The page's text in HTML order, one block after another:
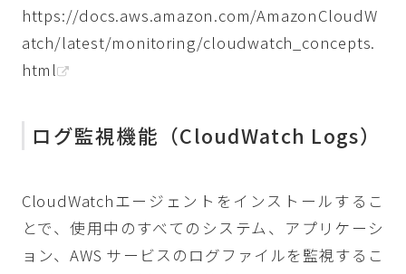
https://docs.aws.amazon.com/AmazonCloudW
atch/latest/monitoring/cloudwatch_concepts.
html
ログ監視機能（CloudWatch Logs）
CloudWatchエージェントをインストールするこ
とで、使用中のすべてのシステム、アプリケーシ
ョン、AWS サービスのログファイルを監視するこ